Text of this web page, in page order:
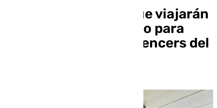
Los dos marbellíes que viajarán
a pie hasta El Vaticano para
convertirse en «influencers del